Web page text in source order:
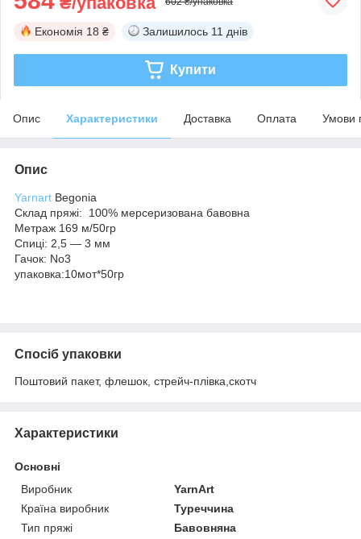
Економія 18 ₴ Залишилось 11 днів
Купити
Опис Характеристики Доставка Оплата Умови
Опис
Yarnart Begonia
Склад пряжі: 100% мерсеризована бавовна
Метраж 169 м/50гр
Спиці: 2,5 — 3 мм
Гачок: No3
упаковка:10мот*50гр
Спосіб упаковки
Поштовий пакет, флешок, стрейч-плівка,скотч
Характеристики
Основні
Виробник
YarnArt
Країна виробник
Туреччина
Тип пряжі
Бавовняна